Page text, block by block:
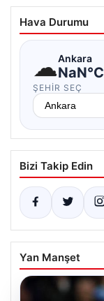
Hava Durumu
☁Ankara
NaN°C
ŞEHIR SEÇ
Bizi Takip Edin
Yan Manşet